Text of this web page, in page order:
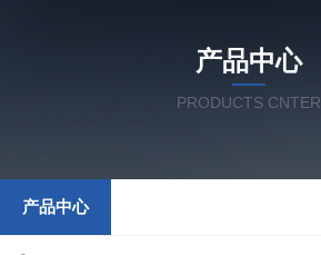
产品中心
PRODUCTS CNTER
产品中心